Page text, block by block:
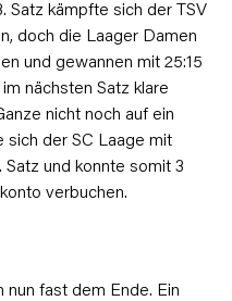
Satz kämpfte sich der TSV
doch die Laager Damen
und gewannen mit 25:15
nächsten Satz klare
nicht noch auf ein
sich der SC Laage mit
und konnte somit 3
verbuchen.
nun fast dem Ende. Ein